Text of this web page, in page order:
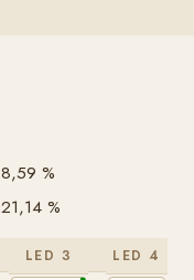
8,59 %
21,14 %
LED 3 LED 4